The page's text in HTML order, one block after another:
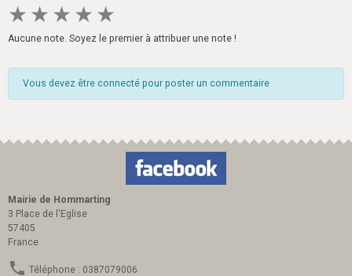
★ ★ ★ ★ ★
Aucune note. Soyez le premier à attribuer une note !
Vous devez être connecté pour poster un commentaire
Mairie de Hommarting
3 Place de l'Eglise
57405
France
Téléphone : 0387079006